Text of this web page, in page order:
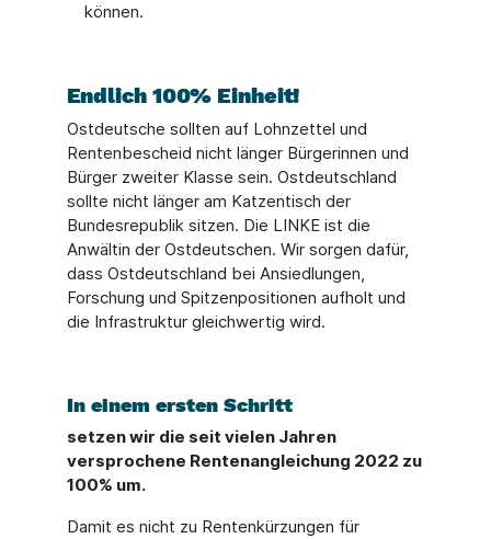
können.
Endlich 100% Einheit!
Ostdeutsche sollten auf Lohnzettel und
Rentenbescheid nicht länger Bürgerinnen und
Bürger zweiter Klasse sein. Ostdeutschland
sollte nicht länger am Katzentisch der
Bundesrepublik sitzen. Die LINKE ist die
Anwältin der Ostdeutschen. Wir sorgen dafür,
dass Ostdeutschland bei Ansiedlungen,
Forschung und Spitzenpositionen aufholt und
die Infrastruktur gleichwertig wird.
In einem ersten Schritt
setzen wir die seit vielen Jahren
versprochene Rentenangleichung 2022 zu
100% um.
Damit es nicht zu Rentenkürzungen für